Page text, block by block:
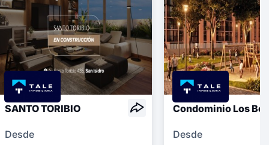
SANTO TORIBIO
Desde
Condominio Los
Desde